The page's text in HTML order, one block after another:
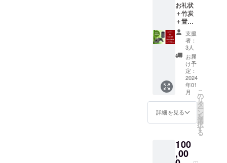
で、備
考欄に
印刷希
望と記
載くだ
さい。
できた
筒状
（ペン
立ての
ような
かたち
です）
の置物
は、
ディー
セン
ト・
ファー
ム か
部でし
か生産
してい
お礼状
＋竹炭
＋置物
＋農園
体験 ●
置物と
竹炭ス
ティッ
クの
セット
です。
使用
してい
る竹炭
は、大
阪産の
度（800
度）で
焼成し
支援
者：
3人
お届
け予
定：
2024
年01
月
詳細を見る
こ
の
リ
タ
ー
ン
を
選
択
す
る
100
,00